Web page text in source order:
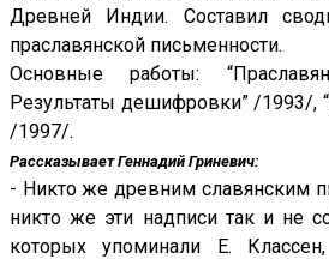
Древней Индии. Составил
праславянской письменности.
Основные работы:
Результаты дешифровки” /1993/,
/1997/.
Рассказывает Геннадий Гриневич:
- Никто же древним славянским
никто же эти надписи так и не
которых упоминали Е.